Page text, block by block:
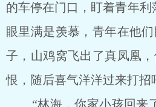
的车停在门口，盯着青年
眼里满是羡慕，青年在他
子，山鸡窝飞出了真凤凰
恨，随后喜气洋洋过来打招
“林海，你家小孩回来